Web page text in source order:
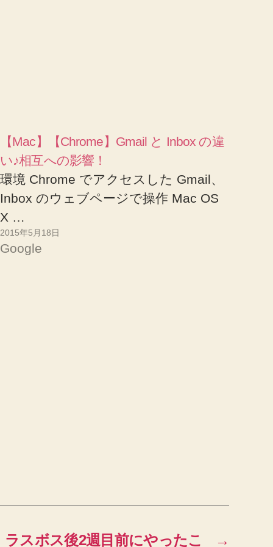
【Mac】【Chrome】Gmail と Inbox の違
い♪相互への影響！
環境 Chrome でアクセスした Gmail、
Inbox のウェブページで操作 Mac OS
X …
2015年5月18日
Google
→
ラスボス後2週目前にやったこ